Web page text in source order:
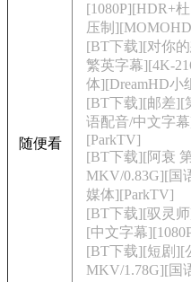
随便看
[1080P][HDR+
压制
[BT下载][对你
繁英字幕][4K-
体][DreamHD小
[BT下载][邮差][
语配音/中文字
[ParkTV]
[BT下载][阿衰
MKV/0.83G][国
媒体][ParkTV]
[BT下载][驭灵
[中文字幕
[BT下载][短剧][
MKV/1.78G][国